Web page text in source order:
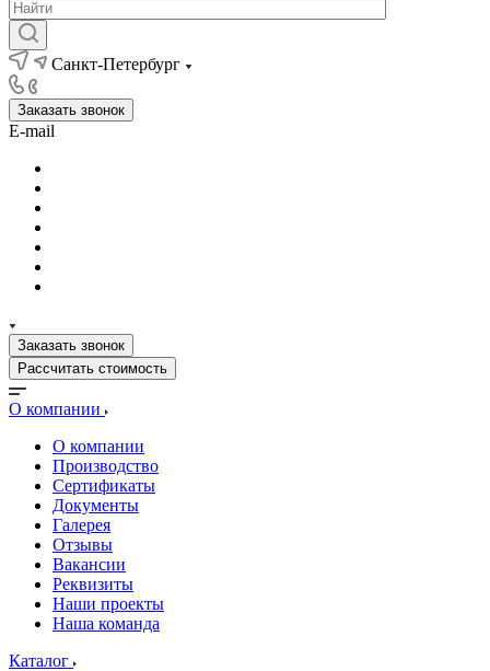
Санкт-Петербург
Заказать звонок
E-mail
Заказать звонок
Рассчитать стоимость
О компании
О компании
Производство
Сертификаты
Документы
Галерея
Отзывы
Вакансии
Реквизиты
Наши проекты
Наша команда
Каталог